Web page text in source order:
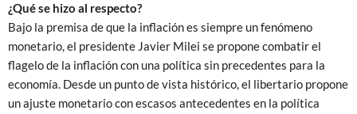
¿Qué se hizo al respecto?
Bajo la premisa de que la inflación es siempre un fenómeno
monetario, el presidente Javier Milei se propone combatir el
flagelo de la inflación con una política sin precedentes para la
economía. Desde un punto de vista histórico, el libertario propone
un ajuste monetario con escasos antecedentes en la política